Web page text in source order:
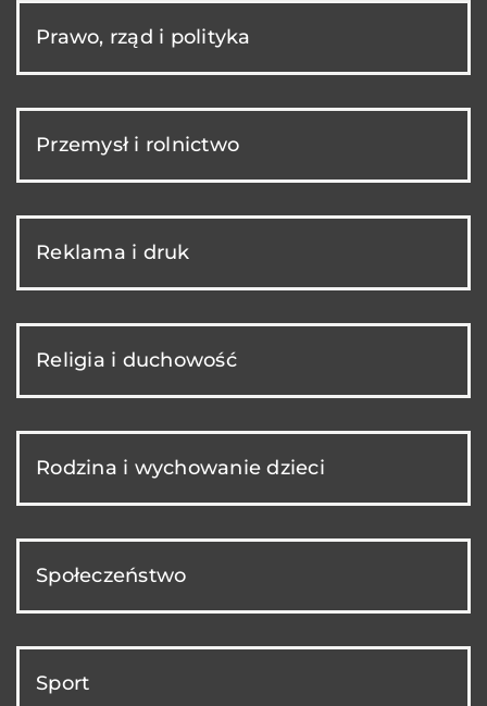
Prawo, rząd i polityka
Przemysł i rolnictwo
Reklama i druk
Religia i duchowość
Rodzina i wychowanie dzieci
Społeczeństwo
Sport